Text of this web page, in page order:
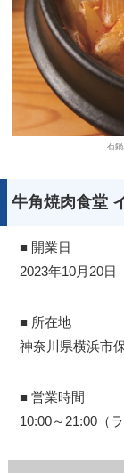
石
牛角焼肉食堂
■ 開業日
2023年10月20日
■ 所在地
神奈川県横浜市
■ 営業時間
10:00～21:00（